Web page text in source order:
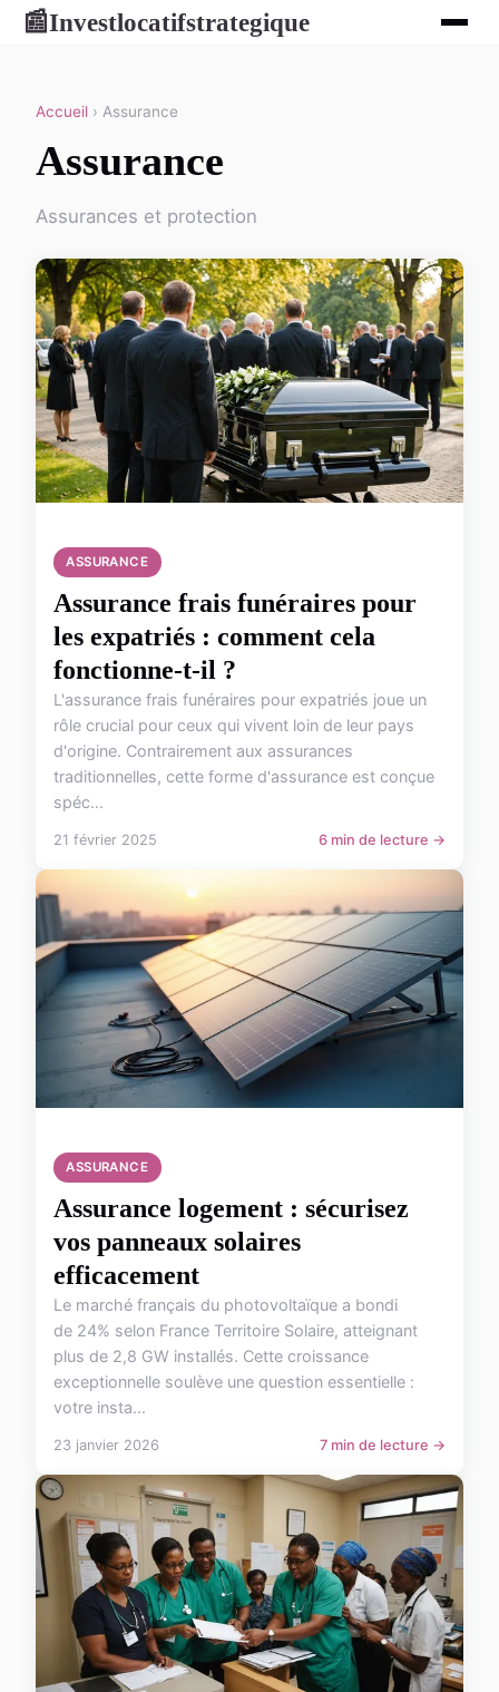
📰Investlocatifstrategique
Accueil › Assurance
Assurance
Assurances et protection
ASSURANCE
Assurance frais funéraires pour
les expatriés : comment cela
fonctionne-t-il ?
L'assurance frais funéraires pour expatriés joue un
rôle crucial pour ceux qui vivent loin de leur pays
d'origine. Contrairement aux assurances
traditionnelles, cette forme d'assurance est conçue
spéc...
21 février 2025 6 min de lecture →
ASSURANCE
Assurance logement : sécurisez
vos panneaux solaires
efficacement
Le marché français du photovoltaïque a bondi
de 24% selon France Territoire Solaire, atteignant
plus de 2,8 GW installés. Cette croissance
exceptionnelle soulève une question essentielle :
votre insta...
23 janvier 2026 7 min de lecture →